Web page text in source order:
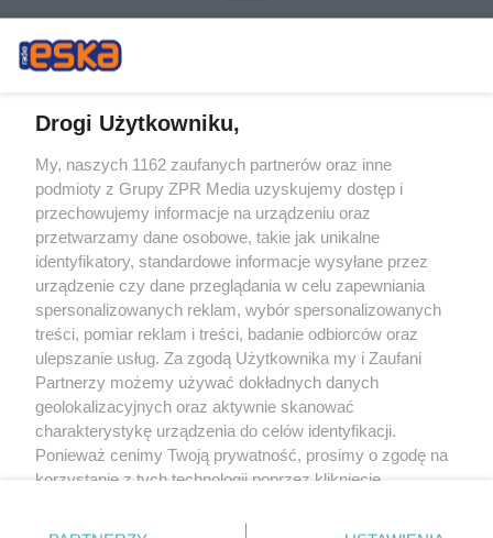
Żaden utwór zamieszczony w serwisie nie może być powielany i
rozpowszechniany lub dalej rozpowszechniany w jakikolwiek sposób (w
tym także elektroniczny lub mechaniczny) na jakimkolwiek polu
eksploatacji w jakiejkolwiek formie, włącznie z umieszczaniem w Internecie
bez pisemnej zgody właściciela praw. Jakiekolwiek użycie lub
wykorzystanie utworów w całości lub w części z naruszeniem prawa, tzn.
bez właściwej zgody, jest zabronione pod groźbą kary i może być ścigane
prawnie.
O nas
Drogi Użytkowniku,
My, naszych 1162 zaufanych partnerów oraz inne
podmioty z Grupy ZPR Media uzyskujemy dostęp i
przechowujemy informacje na urządzeniu oraz
przetwarzamy dane osobowe, takie jak unikalne
identyfikatory, standardowe informacje wysyłane przez
urządzenie czy dane przeglądania w celu zapewniania
spersonalizowanych reklam, wybór spersonalizowanych
treści, pomiar reklam i treści, badanie odbiorców oraz
ulepszanie usług. Za zgodą Użytkownika my i Zaufani
Partnerzy możemy używać dokładnych danych
geolokalizacyjnych oraz aktywnie skanować
charakterystykę urządzenia do celów identyfikacji.
Ponieważ cenimy Twoją prywatność, prosimy o zgodę na
korzystanie z tych technologii poprzez kliknięcie
zmienić/wycofać klikając przycisk ustawień prywatności